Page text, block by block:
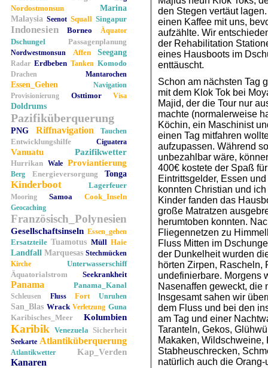
Nordostmonsun
Marina
Malaysia Seenot Squall Singapur
Indonesien Borneo Äquator
Dschungel Passagenplanung
Nordwestmonsun Affen Seegang
Radar Erdbeben Tanken Komodo
Drachen Mantarochen
Essen_Gehen
Navigation
Provisionierung
Osttimor Visa
Doldrums
Pazifiküberquerung
PNG Riffnavigation Tauchen
Entwicklungshilfe Ciguatera
Vanuatu Pazifikwetter
Hurrikan Wale Proviantierung
Berg Energieversorgung Tonga
Kinderboot Lagerfeuer
Mooring Samoa Cook_Inseln
Geocaching
Französisch_Polynesien
Gesellschaftsinseln Essen_gehen
Ersatzteile Tuamotus Müll Haie
Landfall Marquesas Stechmücken
Kirche
Unterwasserschiff
Äquatorialstrom
Seekrankheit
Panama Panama_Kanal
Schleusen Fluss Fort Unruhen
San_Blas Wrack Verletzung Guna
Karibisches_Meer
Kolumbien
Karibik Venezuela Sicherheit
Seekarte Atlantiküberquerung
Atlantikwetter Kap_Verden
Kanaren
den Stegen vertäut
einen Kaffee mit uns,
aufzählte. Wir
der Rehabilitation
eines Hausboots im
enttäuscht.
Schon am nächsten Tag
mit dem Klok Tok bei
Majid, der die Tour nur
machte (normalerweise
Köchin, ein Maschinist
einen Tag mitfahren
aufzupassen. Während
unbezahlbar wäre,
400€ kostete der Spaß
Eintrittsgelder, Essen
konnten Christian und
Kinder fanden das
große Matratzen
herumtoben konnten.
Fliegennetzen zu
Fluss Mitten im
der Dunkelheit wurden
hörten Zirpen, Rascheln,
undefinierbare. Morgens
Nasenaffen geweckt, die
Insgesamt sahen wir
dem Fluss und bei den
am Tag und einer
Taranteln, Gekos,
Makaken,
Stabheuschrecken,
natürlich auch die Orang-